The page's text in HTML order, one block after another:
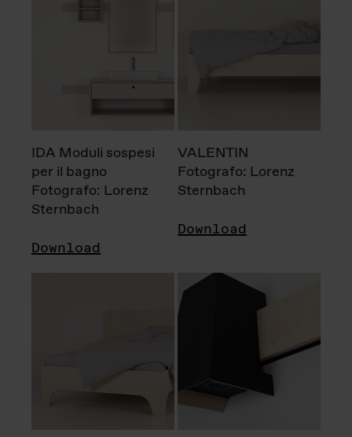
IDA Moduli sospesi
per il bagno
Fotografo: Lorenz
Sternbach
Download
VALENTIN
Fotografo: Lorenz
Sternbach
Download